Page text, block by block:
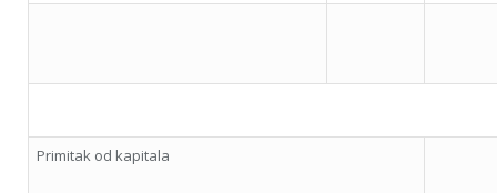
Primitak od kapitala